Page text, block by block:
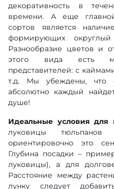
декоративность в
времени. А еще
сортов является
формирующих округлый
Разнообразие цветов и
этого вида есть
представителей: с
т.д. Мы убеждены, что
абсолютно каждый
душе!
Идеальные условия для
луковицы
ориентировочно это
Глубина посадки –
луковицы), а для
Расстояние между
лунку следует